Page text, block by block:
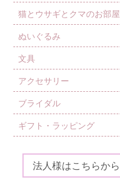
猫とウサギとクマのお部屋
ぬいぐるみ
文具
アクセサリー
ブライダル
ギフト・ラッピング
法人様はこちらから